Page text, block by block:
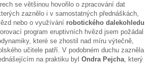
se většinou hovořilo o zpracování dat
zaznělo i v samostatných přednáškách,
nebo o využívání robotického dalekohledu
program eruptivních hvězd jsem požádal
které se zhostil nad míru výtečně,
učitele patří. V podobném duchu zazněla
na praktiku byl Ondra Pejcha, který